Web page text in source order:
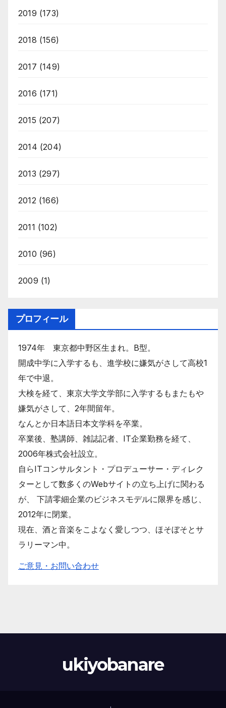
2019 (173)
2018 (156)
2017 (149)
2016 (171)
2015 (207)
2014 (204)
2013 (297)
2012 (166)
2011 (102)
2010 (96)
2009 (1)
プロフィール
1974年 東京都中野区生まれ。B型。
開成中学に入学するも、進学校に嫌気がさして高校1
年で中退。
大検を経て、東京大学文学部に入学するもまたもや
嫌気がさして、2年間留年。
なんとか日本語日本文学科を卒業。
卒業後、塾講師、雑誌記者、IT企業勤務を経て、
2006年株式会社設立。
自らITコンサルタント・プロデューサー・ディレク
ターとして数多くのWebサイトの立ち上げに関わる
が、 下請零細企業のビジネスモデルに限界を感じ、
2012年に閉業。
現在、酒と音楽をこよなく愛しつつ、ほそぼそとサ
ラリーマン中。
ご意見・お問い合わせ
ukiyobanare